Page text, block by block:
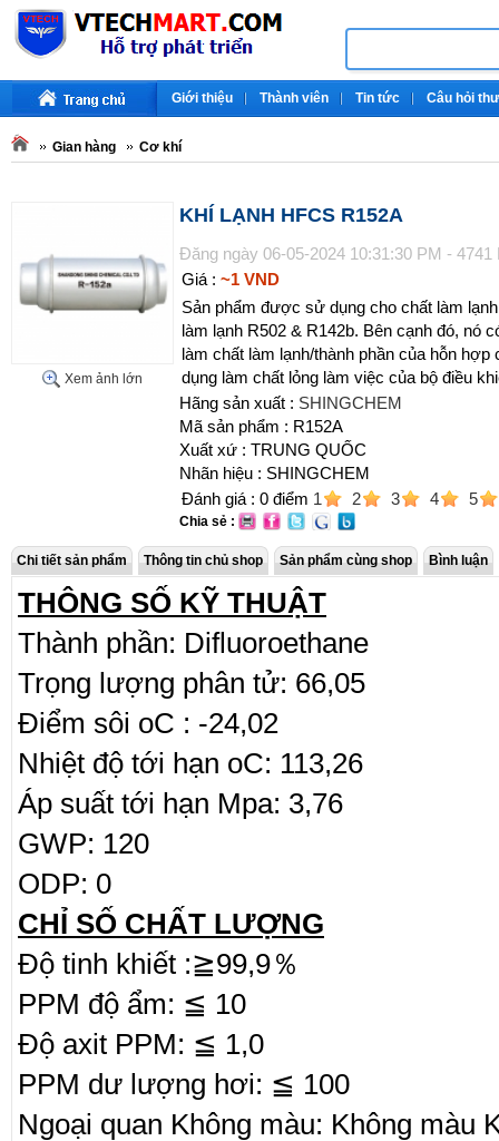
Giới thiệu Thành viên Tin tức Câu hỏi
Gian hàng Cơ khí
Xem ảnh lớn
KHÍ LẠNH HFCS R152A
Đăng ngày 06-05-2024 10:31:30 PM -
Giá : ~1 VND
Sản phẩm được sử dụng cho chất làm
làm lạnh R502 & R142b. Bên cạnh đó, nó
làm chất làm lạnh/thành phần của hỗn
dụng làm chất lỏng làm việc của bộ điều
Hãng sản xuất : SHINGCHEM
Mã sản phẩm : R152A
Xuất xứ : TRUNG QUỐC
Nhãn hiệu : SHINGCHEM
Đánh giá : 0 điểm 1 2 3 4 5
Chia sẻ :
Chi tiết sản phẩm Thông tin chủ shop Sản phẩm cùng shop Bình luận
THÔNG SỐ KỸ THUẬT
Thành phần: Difluoroethane
Trọng lượng phân tử: 66,05
Điểm sôi oC : -24,02
Nhiệt độ tới hạn oC: 113,26
Áp suất tới hạn Mpa: 3,76
GWP: 120
ODP: 0
CHỈ SỐ CHẤT LƯỢNG
Độ tinh khiết :≧99,9％
PPM độ ẩm: ≦ 10
Độ axit PPM: ≦ 1,0
PPM dư lượng hơi: ≦ 100
Ngoại quan Không màu: Không màu